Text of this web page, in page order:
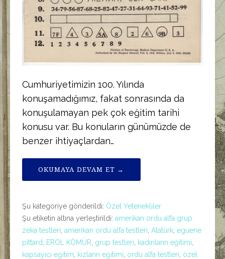
Cumhuriyetimizin 100. Yılında
konuşamadığımız, fakat sonrasında da
konuşulamayan pek çok eğitim tarihi
konusu var. Bu konuların günümüzde de
benzer ihtiyaçlardan…
OKUMAYA DEVAM ET →
Şu kategoriye gönderildi: Özel Yetenekliler
Şu etiketin altına yerleştirildi: amerikan ordu alfa grup
zeka testleri amerikan ordu alfa testleri Atatürk eguene
pittard
EROL KÖMÜR grup testleri kadınların eğitimi
kapsayıcı eğitim
kızların eğitimi ordu alfa testleri özel